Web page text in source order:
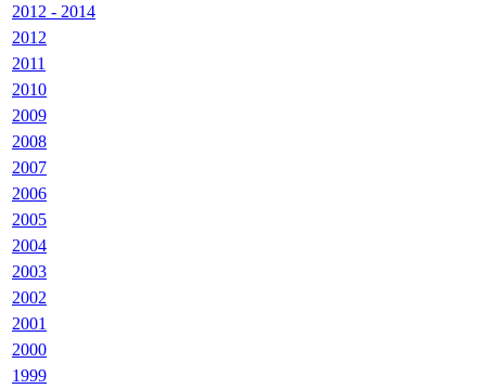
2012 - 2014
2012
2011
2010
2009
2008
2007
2006
2005
2004
2003
2002
2001
2000
1999